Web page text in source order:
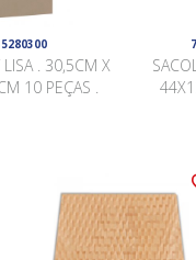
LISA . 30,5CM X
10 PEÇAS .